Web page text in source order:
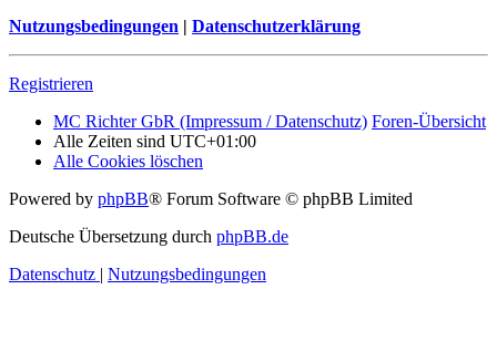
Nutzungsbedingungen | Datenschutzerklärung
Registrieren
MC Richter GbR (Impressum / Datenschutz) Foren-Übersicht
Alle Zeiten sind UTC+01:00
Alle Cookies löschen
Powered by phpBB® Forum Software © phpBB Limited
Deutsche Übersetzung durch phpBB.de
Datenschutz | Nutzungsbedingungen